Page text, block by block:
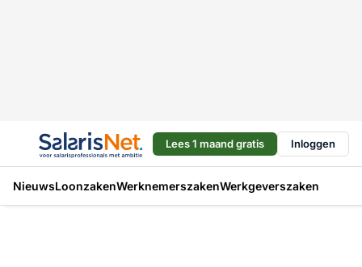
Lees 1 maand gratis Inloggen
NieuwsLoonzakenWerknemerszakenWerkgeverszaken